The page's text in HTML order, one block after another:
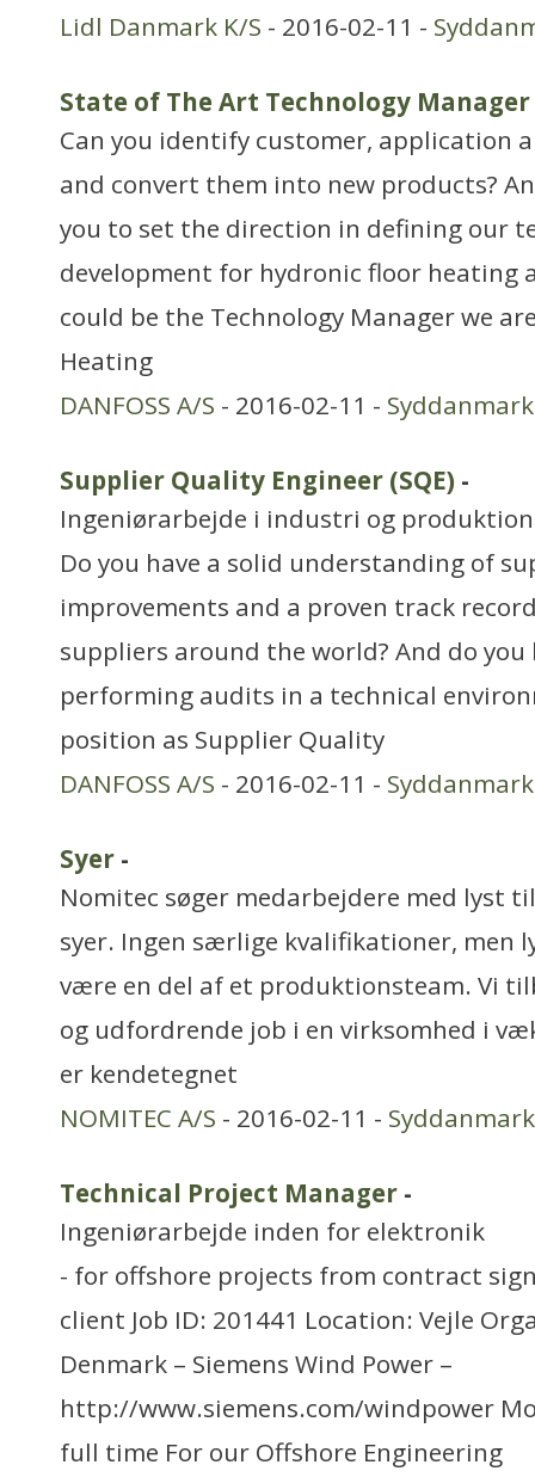
Lidl Danmark K/S - 2016-02-11 -
State of The Art Technology Manager
Can you identify customer, application
and convert them into new products?
you to set the direction in defining our
development for hydronic floor heating
could be the Technology Manager we
Heating
DANFOSS A/S - 2016-02-11 - Syddanmark
Supplier Quality Engineer (SQE) -
Ingeniørarbejde i industri og produktion
Do you have a solid understanding of
improvements and a proven track
suppliers around the world? And do you
performing audits in a technical
position as Supplier Quality
DANFOSS A/S - 2016-02-11 - Syddanmark
Syer -
Nomitec søger medarbejdere med lyst
syer. Ingen særlige kvalifikationer, men
være en del af et produktionsteam. Vi
og udfordrende job i en virksomhed i
er kendetegnet
NOMITEC A/S - 2016-02-11 - Syddanmark
Technical Project Manager -
Ingeniørarbejde inden for elektronik
- for offshore projects from contract
client Job ID: 201441 Location: Vejle
Denmark – Siemens Wind Power –
http://www.siemens.com/windpower
full time For our Offshore Engineering